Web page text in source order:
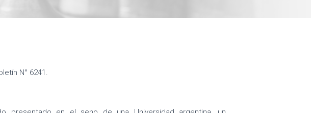
N° 6241.